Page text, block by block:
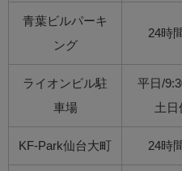
青葉ビルパーキ
ング
24時
ライオンビル駐
車場
平日/
土日
KF-Park仙台大町 24時